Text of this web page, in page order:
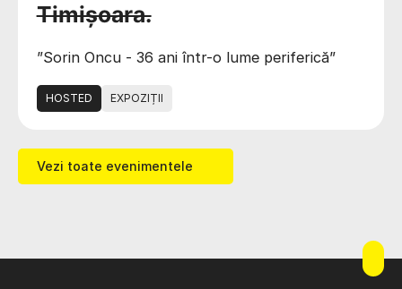
Timișoara.
”Sorin Oncu - 36 ani într-o lume periferică”
HOSTED EXPOZIȚII
Vezi toate evenimentele